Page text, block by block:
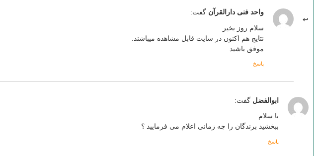
واحد فنی دارالقرآن گفت:
سلام روز بخیر
نتایج هم اکنون در سایت قابل مشاهده میباشند.
موفق باشید
پاسخ
ابوالفضل گفت:
با سلام
ببخشید برندگان را چه زمانی اعلام می فرمایید ؟
پاسخ